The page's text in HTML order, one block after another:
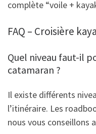
complète “voile +
FAQ – Croisière
Quel niveau faut-il
catamaran ?
Il existe différents
l’itinéraire. Les
nous vous conseillons